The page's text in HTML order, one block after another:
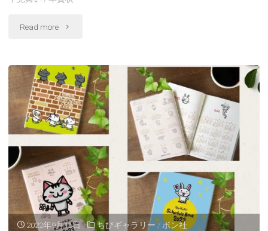
た！"
Read more "2023
卯
年
ち
び
ギ
ャ
ラ
2022年9月16日 ちびギャラリー / ボン社